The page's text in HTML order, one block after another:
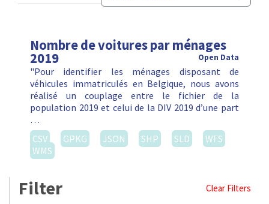
Nombre de voitures par ménages
2019 Open Data
"Pour identifier les ménages disposant de
véhicules immatriculés en Belgique, nous avons
réalisé un couplage entre le fichier de la
population 2019 et celui de la DIV 2019 d’une part
…
CSV
GPKG JSON SHP SLD
WFS
WMS
Filter Clear Filters